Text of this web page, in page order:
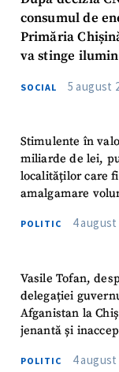
consumul de
Primăria
va stinge
SOCIAL 5 august
Stimulente în
miliarde de lei,
localităților care
amalgamare
POLITIC 4 august
Vasile Tofan,
delegației
Afganistan la
jenantă și
POLITIC 4 august